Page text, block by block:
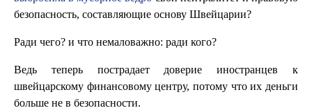
безопасность, составляющие основу Швейцарии?
Ради чего? и что немаловажно: ради кого?
Ведь теперь пострадает доверие иностранцев к
швейцарскому финансовому центру, потому что их деньги
больше не в безопасности.